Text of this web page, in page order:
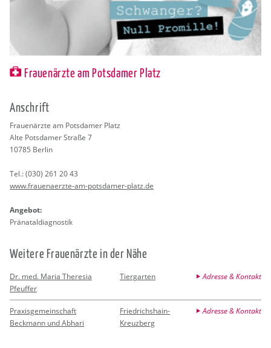
Frauenärzte am Potsdamer Platz
An­schrift
Frau­en­ärz­te am Pots­da­mer Platz
Alte Pots­da­mer Stra­ße 7
10785 Ber­lin
Tel.:(030) 261 20 43
www.​fra​uena​erzt​e-​am-​potsdamer-​platz.​de
An­ge­bot:
Prä­na­tal­dia­gnos­tik
Wei­te­re Frau­en­ärz­te in der Nähe
Dr. med. Maria Theresia
Pfeuffer
Tiergarten Adresse & Kontakt
Praxisgemeinschaft
Beckmann und Abhari
Friedrichshain-
Kreuzberg
Adresse & Kontakt